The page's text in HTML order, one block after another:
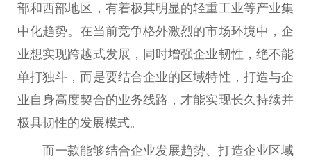
部和西部地区，有着极其明显的轻重工业等产业集
中化趋势。在当前竞争格外激烈的市场环境中，企
业想实现跨越式发展，同时增强企业韧性 ，绝不能
单打独斗，而是要结合企业的区域特性 ，打造与企
业自身高度契合的业务线路，才能实现长久持续并
极具韧性的发展模式。
而一款能够结合企业发展趋势、打造企业区域